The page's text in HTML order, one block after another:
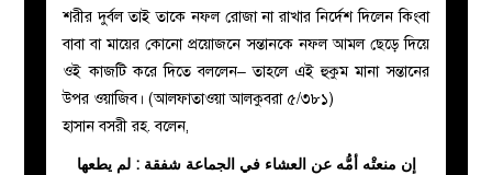
শরীর দুর্বল তাই তাকে নফল রোজা না রাখার নির্দেশ দিলেন কিংবা
বাবা বা মায়ের কোনো প্রয়োজনে সন্তানকে নফল আমল ছেড়ে দিয়ে
ওই কাজটি করে দিতে বললেন– তাহলে এই হুকুম মানা সন্তানের
উপর ওয়াজিব। (আলফাতাওয়া আলকুবরা ৫/৩৮১)
হাসান বসরী রহ. বলেন,
إن منعتْه أمُّه عن العشاء في الجماعة شفقة : لم يطعها